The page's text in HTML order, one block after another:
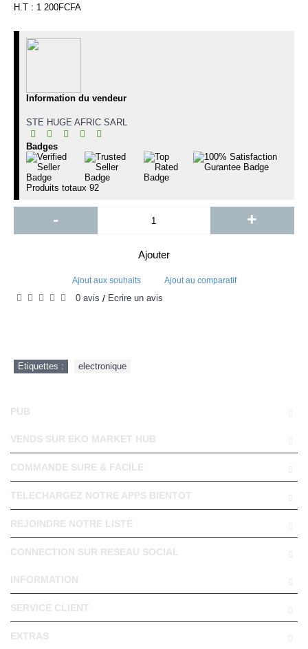
H.T : 1 200FCFA
Information du vendeur
STE HUGE AFRIC SARL
Badges
Produits totaux 92
- +
Ajouter
Ajout aux souhaits Ajout au comparatif
0 avis / Écrire un avis
Etiquettes : electronique
PUB
VENDS SUR EKO MARKET HUB
COMMANDE SURE & FACILE
TELECHARGEZ NOTRE APPS BIENTOT
REJOINDRE NOTRE LISTE
CONNECTION SUR RESEAU SOCIAL
INFORMATION
SERVICE CLIENT
EXTRAS